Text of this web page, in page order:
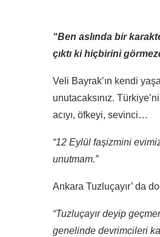
“Ben aslında bir
çıktı ki hiçbirini
Veli Bayrak’ın kendi
unutacaksınız.
acıyı, öfkeyi, sevinci…
“12 Eylül faşizmini
unutmam.”
Ankara Tuzluçayır’ da
“Tuzluçayır deyip
genelinde devrimcileri